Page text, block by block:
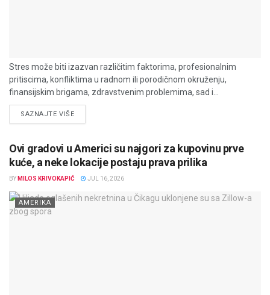
Stres može biti izazvan različitim faktorima, profesionalnim
pritiscima, konfliktima u radnom ili porodičnom okruženju,
finansijskim brigama, zdravstvenim problemima, sad i...
SAZNAJTE VIŠEDETAILS
Ovi gradovi u Americi su najgori za kupovinu prve
kuće, a neke lokacije postaju prava prilika
BY MILOS KRIVOKAPIĆ JUL 16, 2026
AMERIKA